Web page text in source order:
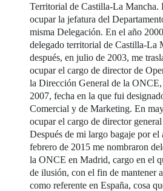
Territorial de Castilla-La Mancha.
ocupar la jefatura del
misma Delegación. En el año
delegado territorial de Castilla-La
después, en julio de 2003, me
ocupar el cargo de director de
la Dirección General de la ONCE,
2007, fecha en la que fui
Comercial y de Marketing. En
ocupar el cargo de director
Después de mi largo bagaje por el
febrero de 2015 me nombraron
la ONCE en Madrid, cargo en el
de ilusión, con el fin de mantener
como referente en España, cosa